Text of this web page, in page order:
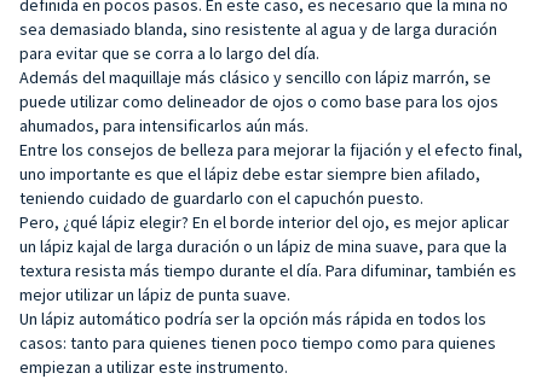
sea demasiado blanda, sino resistente al agua y de larga duración
para evitar que se corra a lo largo del día.
Además del maquillaje más clásico y sencillo con lápiz marrón, se
puede utilizar como delineador de ojos o como base para los ojos
ahumados, para intensificarlos aún más.
Entre los consejos de belleza para mejorar la fijación y el efecto final,
uno importante es que el lápiz debe estar siempre bien afilado,
teniendo cuidado de guardarlo con el capuchón puesto.
Pero, ¿qué lápiz elegir? En el borde interior del ojo, es mejor aplicar
un lápiz kajal de larga duración o un lápiz de mina suave, para que la
textura resista más tiempo durante el día. Para difuminar, también es
mejor utilizar un lápiz de punta suave.
Un lápiz automático podría ser la opción más rápida en todos los
casos: tanto para quienes tienen poco tiempo como para quienes
empiezan a utilizar este instrumento.